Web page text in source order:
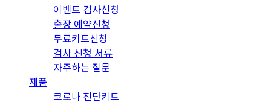
이벤트 검사신청
출장 예약신청
무료키트신청
검사 신청 서류
자주하는 질문
제품
코로나 진단키트